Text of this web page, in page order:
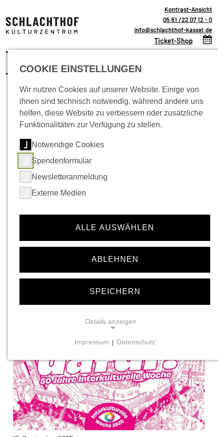
Kontrast-Ansicht
05 61 /22 07 12 - 0
info@schlachthof-kassel.de
Ticket-Shop(öffnet
Neuigkeiten
Ausstellung vor dem Schlachthof dokumentiert
migrantische Selbstorganisation
Am Freitag, den 5. September, wurde vor dem Kulturzentrum
im Hamburg der 1990er Jahre“ mit…...mehr
COOKIE EINSTELLUNGEN
Wir nutzen Cookies auf unserer Website. Einige von
ihnen sind technisch notwendig, während andere uns
helfen, diese Website zu verbessern oder zusätzliche
Funktionalitäten zur Verfügung zu stellen.
Notwendige Cookies
Spendenformular
Newsletteranmeldung
Externe Medien
ALLE AUSWÄHLEN
ABLEHNEN
SPEICHERN
Details anzeigen
Notwendige Cookies ermöglichen grundlegende
Funktionen und sind für die einwandfreie Funktion der
Website erforderlich.
Einverständnis-Cookie
Name:
cookie_consent
Impressum | Datenschutz